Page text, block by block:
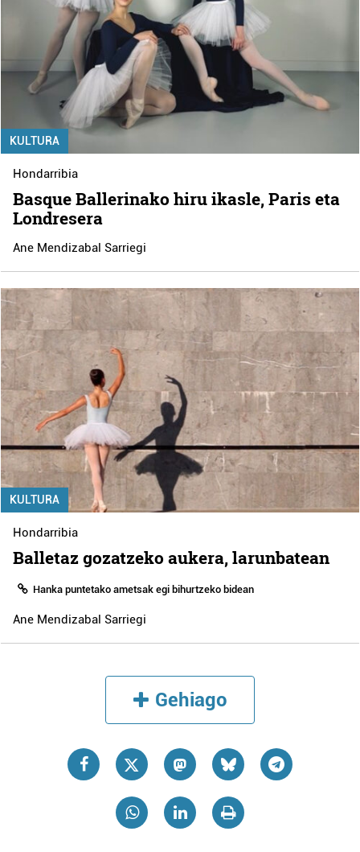
KULTURA
Hondarribia
Basque Ballerinako hiru ikasle, Paris eta
Londresera
Ane Mendizabal Sarriegi
KULTURA
Hondarribia
Balletaz gozatzeko aukera, larunbatean
Hanka puntetako ametsak egi bihurtzeko bidean
Ane Mendizabal Sarriegi
Gehiago